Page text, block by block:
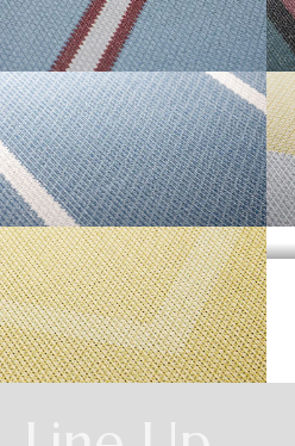
ますのでご注意ください。
また、ご使用される壁面や天井へのリピー
は、お問い合わせください。
| 4.施工費について |
一般ビニル壁紙と比較して加工難易度が冨
合があります。あらかじめ商品特性や現場
択をお願いします．
それぞれ壁紙との組み合わせで使用できる
なります。
※①告示第1400号のモルタル、厚さが5mm
板
※②告示第1400号の厚さが12mm以上の石
※③告示第1401号の厚さが9mm以上の石膏
REGIMENTAL STRIPE
HICKORY